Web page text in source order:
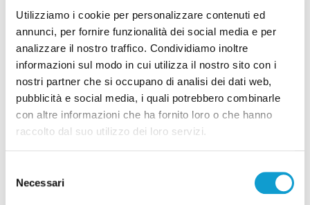
Utilizziamo i cookie per personalizzare contenuti ed
annunci, per fornire funzionalità dei social media e per
analizzare il nostro traffico. Condividiamo inoltre
informazioni sul modo in cui utilizza il nostro sito con i
nostri partner che si occupano di analisi dei dati web,
pubblicità e social media, i quali potrebbero combinarle
con altre informazioni che ha fornito loro o che hanno
raccolto dal suo utilizzo dei loro servizi.
delNecessari
di Rossella Luciani